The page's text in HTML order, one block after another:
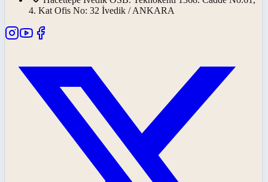
4. Kat Ofis No: 32 İvedik / ANKARA